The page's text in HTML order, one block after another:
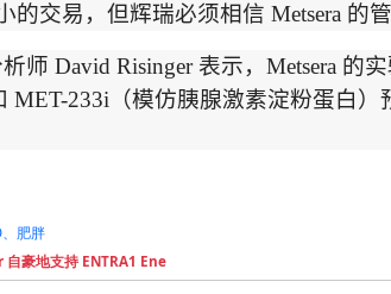
的交易，但辉瑞必须相信 Metsera 的
师 David Risinger 表示， Metsera 的
MET-233i（模仿胰腺激素淀粉蛋白）
肥胖
豪地支持 ENTRA1 Ene